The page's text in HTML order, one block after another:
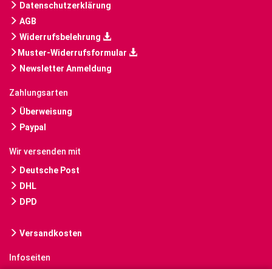
Datenschutzerklärung
AGB
Widerrufsbelehrung
Muster-Widerrufsformular
Newsletter Anmeldung
Zahlungsarten
Überweisung
Paypal
Wir versenden mit
Deutsche Post
DHL
DPD
Versandkosten
Infoseiten